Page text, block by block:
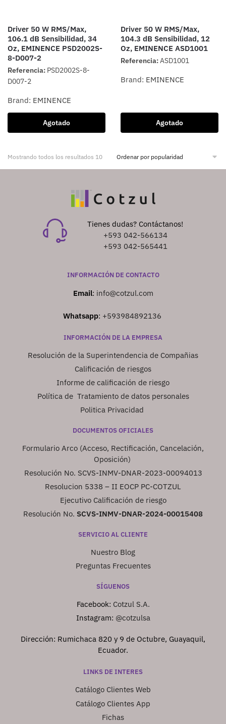
Driver 50 W RMS/Max,
106.1 dB Sensibilidad, 34
Oz, EMINENCE PSD2002S-
8-D007-2
Referencia: PSD2002S-8-
D007-2
Brand: EMINENCE
Agotado
Driver 50 W RMS/Max,
104.3 dB Sensibilidad, 12
Oz, EMINENCE ASD1001
Referencia:ASD1001
Brand: EMINENCE
Agotado
Mostrando todos los resultados 10
Tienes dudas? Contáctanos!
+593 042-566134
+593 042-565441
INFORMACIÓN DE CONTACTO
Email: info@cotzul.com
Whatsapp: +593984892136
INFORMACIÓN DE LA EMPRESA
Resolución de la Superintendencia de Compañias
Calificación de riesgos
Informe de calificación de riesgo
Política de Tratamiento de datos personales
Politica Privacidad
DOCUMENTOS OFICIALES
Formulario Arco (Acceso, Rectificación, Cancelación,
Oposición)
Resolución No. SCVS-INMV-DNAR-2023-00094013
Resolucion 5338 – II EOCP PC-COTZUL
Ejecutivo Calificación de riesgo
Resolución No. SCVS-INMV-DNAR-2024-00015408
SERVICIO AL CLIENTE
Nuestro Blog
Preguntas Frecuentes
SÍGUENOS
Facebook: Cotzul S.A.
Instagram: @cotzulsa
Dirección: Rumichaca 820 y 9 de Octubre, Guayaquil,
Ecuador.
LINKS DE INTERES
Catálogo Clientes Web
Catálogo Clientes App
Fichas